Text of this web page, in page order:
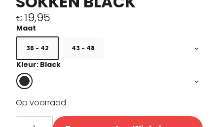
€19,95
36 - 42 43 - 48
Kleur: Black
Op voorraad
Logo